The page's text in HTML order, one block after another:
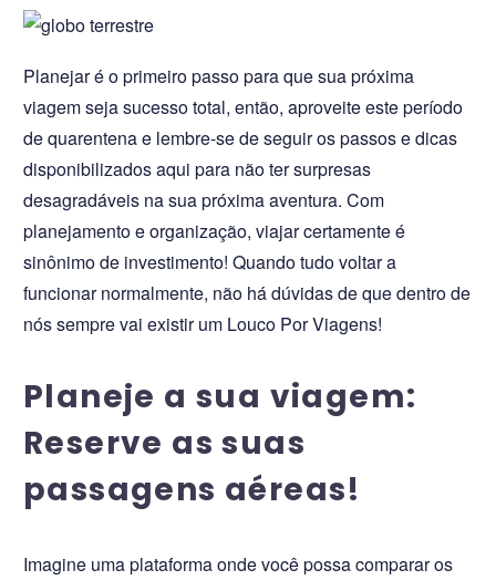
Planejar é o primeiro passo para que sua próxima
viagem seja sucesso total, então, aproveite este período
de quarentena e lembre-se de seguir os passos e dicas
disponibilizados aqui para não ter surpresas
desagradáveis na sua próxima aventura. Com
planejamento e organização, viajar certamente é
sinônimo de investimento! Quando tudo voltar a
funcionar normalmente, não há dúvidas de que dentro de
nós sempre vai existir um Louco Por Viagens!
Planeje a sua viagem:
Reserve as suas
passagens aéreas!
Imagine uma plataforma onde você possa comparar os